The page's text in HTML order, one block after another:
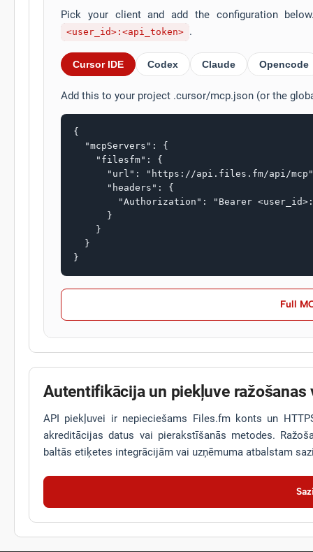
Pick your client and add the configuration
<user_id>:<api_token> .
Cursor IDE Codex Claude Opencode
Add this to your project .cursor/mcp.json (or the
{
  "mcpServers": {
    "filesfm": {
"url": "https://api.files.fm/api/
      "headers": {
"Authorization": "Bearer
      }
    }
  }
}
Full
Autentifikācija un piekļuve ražošanas
API piekļuvei ir nepieciešams Files.fm konts un
akreditācijas datus vai pierakstīšanās metodes.
baltās etiķetes integrācijām vai uzņēmuma atbalstam